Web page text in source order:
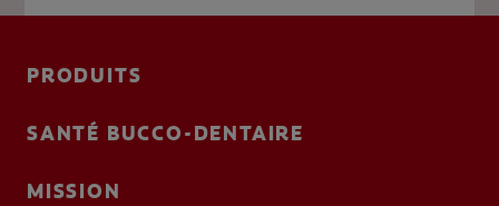
PRODUITS
SANTÉ BUCCO-DENTAIRE
MISSION